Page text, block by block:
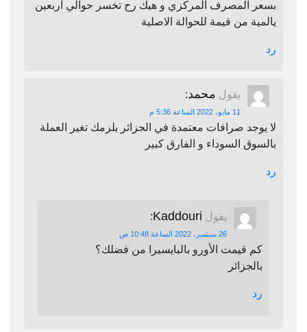
بسعر المصرف المركزي و هيك رح تخسر حوالي اربعين
يالمية من قيمة للحوالة الاصلية
رد
يقول محمد:
11 مايو، 2022 الساعة 5:36 م
لا يوجد صرافات معتمدة في الجزائر يلزمك تغير العملة
بالسوق السوداء و الفارق كبير
رد
يقول Kaddouri
:
26 سبتمبر، 2022 الساعة 10:48 ص
كم قيمت الأورو بالبايسيرا من فضلك؟
بالجزائر
رد